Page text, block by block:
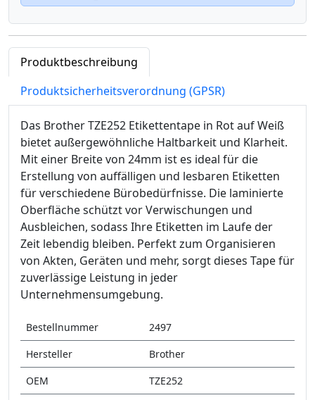
Produktbeschreibung
Produktsicherheitsverordnung (GPSR)
Das Brother TZE252 Etikettentape in Rot auf Weiß
bietet außergewöhnliche Haltbarkeit und Klarheit.
Mit einer Breite von 24mm ist es ideal für die
Erstellung von auffälligen und lesbaren Etiketten
für verschiedene Bürobedürfnisse. Die laminierte
Oberfläche schützt vor Verwischungen und
Ausbleichen, sodass Ihre Etiketten im Laufe der
Zeit lebendig bleiben. Perfekt zum Organisieren
von Akten, Geräten und mehr, sorgt dieses Tape für
zuverlässige Leistung in jeder
Unternehmensumgebung.
Bestellnummer
2497
Hersteller
Brother
OEM
TZE252